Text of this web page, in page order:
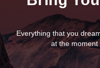
Everything that you
at the moment